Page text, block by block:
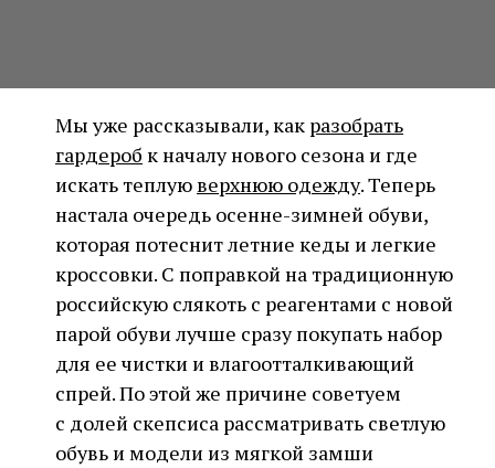
Мы уже рассказывали, как разобрать
гардероб к началу нового сезона и где
искать теплуюверхнюю одежду. Теперь
настала очередь осенне-зимней обуви,
которая потеснит летние кеды и легкие
кроссовки. С поправкой на традиционную
российскую слякоть с реагентами с новой
парой обуви лучше сразу покупать набор
для ее чистки и влагоотталкивающий
спрей. По этой же причине советуем
с долей скепсиса рассматривать светлую
обувь и модели из мягкой замши